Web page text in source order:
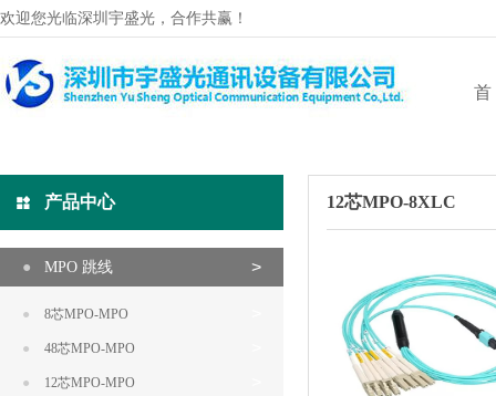
欢迎您光临深圳宇盛光，合作共赢！
首
产品中心
MPO 跳线
8芯MPO-MPO
48芯MPO-MPO
12芯MPO-MPO
12芯MPO-8XLC